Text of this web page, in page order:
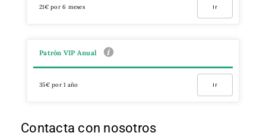
21€ por 6 meses Ir
Patrón VIP Anual
35€ por 1 año Ir
Contacta con nosotros